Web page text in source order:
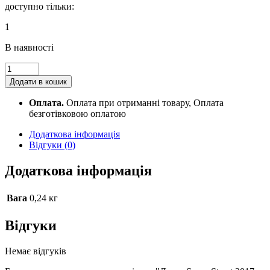
доступно тільки:
1
В наявності
Джип
Super
Street
2017-
Додати в кошик
Оплата. Оплата при отриманні товару, Оплата
безготівковою оплатою
Додаткова інформація
Відгуки (0)
Додаткова інформація
Вага 0,24 кг
Відгуки
Немає відгуків